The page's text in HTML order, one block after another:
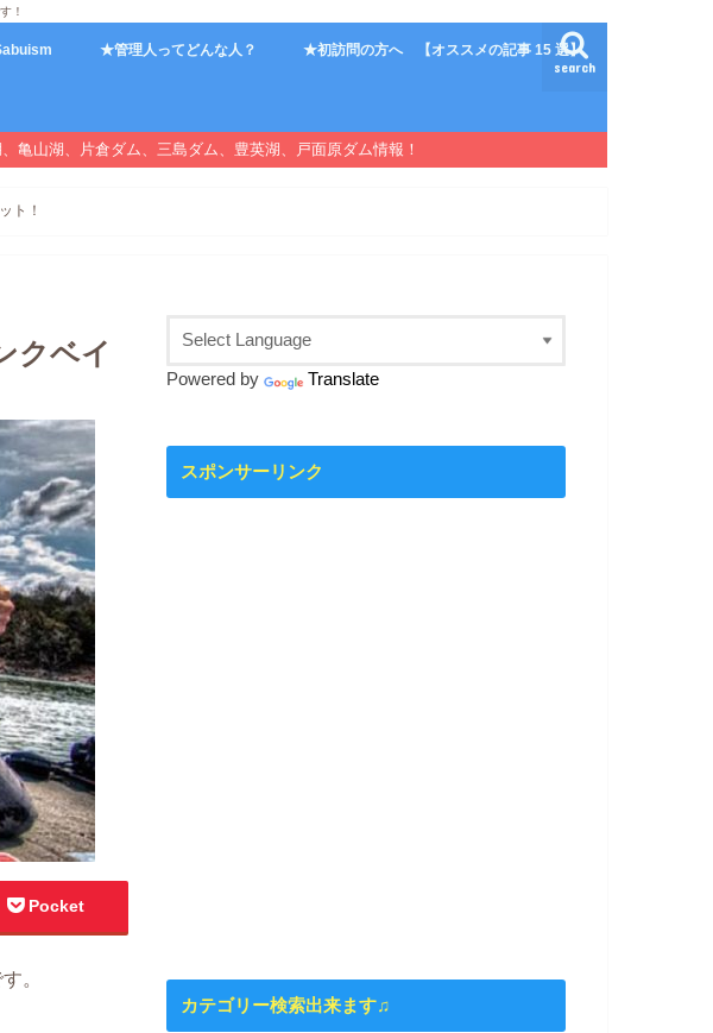
！
search
★管理人ってどんな人？ ★初訪問の方へ 【オススメの記事 15 選】
亀山湖、片倉ダム、三島ダム、豊英湖、戸面原ダム情報！
ト！
クベイ
Pocket
。
Powered by Translate
スポンサーリンク
カテゴリー検索出来ます♫